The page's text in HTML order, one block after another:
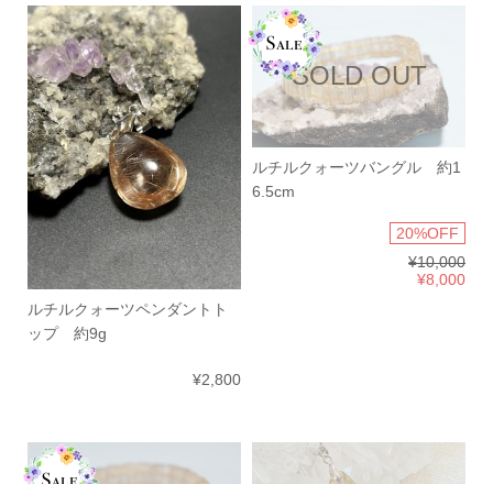
ルチルクォーツペンダントト
ップ 約9g
¥2,800
SOLD OUT
ルチルクォーツバングル 約1
6.5cm
20%OFF
¥10,000
¥8,000